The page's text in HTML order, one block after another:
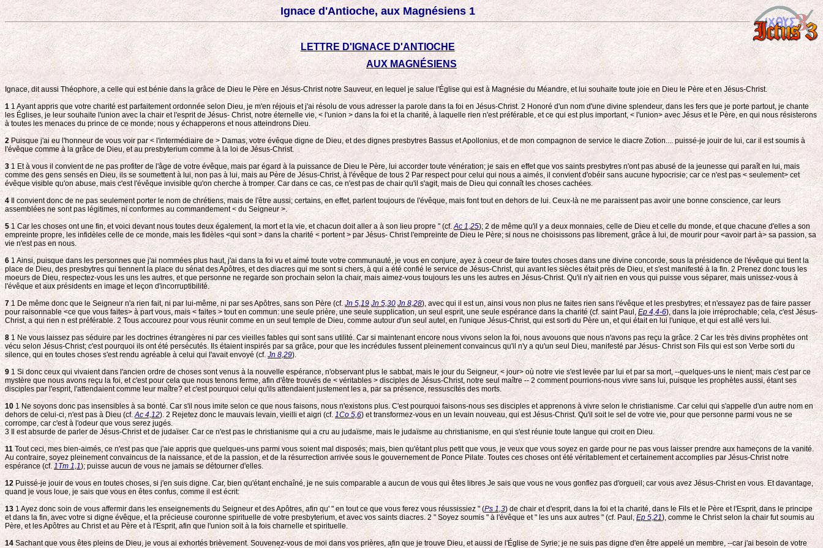
Ignace d'Antioche, aux Magnésiens 1
LETTRE D'IGNACE D'ANTIOCHE
AUX MAGNÉSIENS
Ignace, dit aussi Théophore, a celle qui est bénie dans la grâce de Dieu le Père en Jésus-Christ notre Sauveur, en lequel je salue l'Église qui est à Magnésie du Méandre, et lui souhaite toute joie en Dieu le Père et en Jésus-Christ.
1 1 Ayant appris que votre charité est parfaitement ordonnée selon Dieu, je m'en réjouis et j'ai résolu de vous adresser la parole dans la foi en Jésus-Christ. 2 Honoré d'un nom d'une divine splendeur, dans les fers que je porte partout, je chante
les Églises, je leur souhaite l'union avec la chair et l'esprit de Jésus- Christ, notre éternelle vie, < l'union > dans la foi et la charité, à laquelle rien n'est préférable, et ce qui est plus important, < l'union> avec Jésus et le Père, en qui nous résisterons
à toutes les menaces du prince de ce monde; nous y échapperons et nous atteindrons Dieu.
2 Puisque j'ai eu l'honneur de vous voir par < l'intermédiaire de > Damas, votre évêque digne de Dieu, et des dignes presbytres Bassus et Apollonius, et de mon compagnon de service le diacre Zotion.... puissé-je jouir de lui, car il est soumis à
l'évêque comme à la grâce de Dieu, et au presbyterium comme à la loi de Jésus-Christ.
31 Et à vous il convient de ne pas profiter de l'âge de votre évêque, mais par égard à la puissance de Dieu le Père, lui accorder toute vénération; je sais en effet que vos saints presbytres n'ont pas abusé de la jeunesse qui paraît en lui, mais
comme des gens sensés en Dieu, ils se soumettent à lui, non pas à lui, mais au Père de Jésus-Christ, à l'évêque de tous 2Par respect pour celui qui nous a aimés, il convient d'obéir sans aucune hypocrisie; car ce n'est pas < seulement> cet
évêque visible qu'on abuse, mais c'est l'évêque invisible qu'on cherche à tromper. Car dans ce cas, ce n'est pas de chair qu'il s'agit, mais de Dieu qui connaît les choses cachées.
4Il convient donc de ne pas seulement porter le nom de chrétiens, mais de l'être aussi; certains, en effet, parlent toujours de l'évêque, mais font tout en dehors de lui. Ceux-là ne me paraissent pas avoir une bonne conscience, car leurs
assemblées ne sont pas légitimes, ni conformes au commandement < du Seigneur >.
51 Car les choses ont une fin, et voici devant nous toutes deux également, la mort et la vie, et chacun doit aller a à son lieu propre " (cf.Ac 1,25); 2 de même qu'il y a deux monnaies, celle de Dieu et celle du monde, et que chacune d'elles a son
empreinte propre, les infidèles celle de ce monde, mais les fidèles <qui sont > dans la charité < portent > par Jésus- Christ l'empreinte de Dieu le Père; si nous ne choisissons pas librement, grâce à lui, de mourir pour <avoir part à> sa passion, sa
vie n'est pas en nous.
6 1 Ainsi, puisque dans les personnes que j'ai nommées plus haut, j'ai dans la foi vu et aimé toute votre communauté, je vous en conjure, ayez à coeur de faire toutes choses dans une divine concorde, sous la présidence de l'évêque qui tient la
place de Dieu, des presbytres qui tiennent la place du sénat des Apôtres, et des diacres qui me sont si chers, à qui a été confié le service de Jésus-Christ, qui avant les siècles était près de Dieu, et s'est manifesté à la fin. 2 Prenez donc tous les
moeurs de Dieu, respectez-vous les uns les autres, et que personne ne regarde son prochain selon la chair, mais aimez-vous toujours les uns les autres en Jésus-Christ. Qu'il n'y ait rien en vous qui puisse vous séparer, mais unissez-vous à
l'évêque et aux présidents en image et leçon d'incorruptibilité.
71 De même donc que le Seigneur n'a rien fait, ni par lui-même, ni par ses Apôtres, sans son Père (cf.Jn 5,19 Jn 5,30 Jn 8,28), avec qui il est un, ainsi vous non plus ne faites rien sans l'évêque et les presbytres; et n'essayez pas de faire passer
pour raisonnable <ce que vous faites> à part vous, mais < faites > tout en commun: une seule prière, une seule supplication, un seul esprit, une seule espérance dans la charité (cf. saint Paul,Ep 4,4-6), dans la joie irréprochable; cela, c'est Jésus-
Christ, a qui rien n est préférable. 2Tous accourez pour vous réunir comme en un seul temple de Dieu, comme autour d'un seul autel, en l'unique Jésus-Christ, qui est sorti du Père un, et qui était en lui l'unique, et qui est allé vers lui.
8 1 Ne vous laissez pas séduire par les doctrines étrangères ni par ces vieilles fables qui sont sans utilité. Car si maintenant encore nous vivons selon la foi, nous avouons que nous n'avons pas reçu la grâce. 2 Car les très divins prophètes ont
vécu selon Jésus-Christ; c'est pourquoi ils ont été persécutés. Ils étaient inspirés par sa grâce, pour que les incrédules fussent pleinement convaincus qu'il n'y a qu'un seul Dieu, manifesté par Jésus- Christ son Fils qui est son Verbe sorti du
silence, qui en toutes choses s'est rendu agréable à celui qui l'avait envoyé (cf.Jn 8,29).
91 Si donc ceux qui vivaient dans l'ancien ordre de choses sont venus à la nouvelle espérance, n'observant plus le sabbat, mais le jour du Seigneur, < jour> où notre vie s'est levée par lui et par sa mort, --quelques-uns le nient; mais c'est par ce
mystère que nous avons reçu la foi, et c'est pour cela que nous tenons ferme, afin d'être trouvés de < véritables > disciples de Jésus-Christ, notre seul maître -- 2 comment pourrions-nous vivre sans lui, puisque les prophètes aussi, étant ses
disciples par l'esprit, l'attendaient comme leur maître? et c'est pourquoi celui qu'ils attendaient justement les a, par sa présence, ressuscités des morts.
101 Ne soyons donc pas insensibles à sa bonté. Car s'il nous imite selon ce que nous faisons, nous n'existons plus. C'est pourquoi faisons-nous ses disciples et apprenons à vivre selon le christianisme. Car celui qui s'appelle d'un autre nom en
dehors de celui-ci, n'est pas à Dieu (cf.Ac 4,12). 2 Rejetez donc le mauvais levain, vieilli et aigri (cf. 1Co 5,6) et transformez-vous en un levain nouveau, qui est Jésus-Christ. Qu'il soit le sel de votre vie, pour que personne parmi vous ne se
corrompe, car c'est à l'odeur que vous serez jugés.
3 Il est absurde de parler de Jésus-Christ et de judaïser. Car ce n'est pas le christianisme qui a cru au judaïsme, mais le judaïsme au christianisme, en qui s'est réunie toute langue qui croit en Dieu.
11Tout ceci, mes bien-aimés, ce n'est pas que j'aie appris que quelques-uns parmi vous soient mal disposés; mais, bien qu'étant plus petit que vous, je veux que vous soyez en garde pour ne pas vous laisser prendre aux hameçons de la vanité.
Au contraire, soyez pleinement convaincus de la naissance, et de la passion, et de la résurrection arrivée sous le gouvernement de Ponce Pilate. Toutes ces choses ont été véritablement et certainement accomplies par Jésus-Christ notre
espérance (cf.1Tm 1,1); puisse aucun de vous ne jamais se détourner d'elles.
12Puissé-je jouir de vous en toutes choses, si j'en suis digne. Car, bien qu'étant enchaîné, je ne suis comparable a aucun de vous qui êtes libres Je sais que vous ne vous gonflez pas d'orgueil; car vous avez Jésus-Christ en vous. Et davantage,
quand je vous loue, je sais que vous en êtes confus, comme il est écrit:
13 1 Ayez donc soin de vous affermir dans les enseignements du Seigneur et des Apôtres, afin qu' " en tout ce que vous ferez vous réussissiez " (Ps 1,3) de chair et d'esprit, dans la foi et la charité, dans le Fils et le Père et l'Esprit, dans le principe
et dans la fin, avec votre si digne évêque, et la précieuse couronne spirituelle de votre presbyterium, et avec vos saints diacres. 2 " Soyez soumis " à l'évêque et " les uns aux autres " (cf. Paul,Ep 5,21), comme le Christ selon la chair fut soumis au
Père, et les Apôtres au Christ et au Père et à l'Esprit, afin que l'union soit à la fois charnelle et spirituelle.
14 Sachant que vous êtes pleins de Dieu, je vous ai exhortés brièvement. Souvenez-vous de moi dans vos prières, afin que je trouve Dieu, et aussi de l'Église de Syrie; je ne suis pas digne d'en être appelé un membre, --car j'ai besoin de votre